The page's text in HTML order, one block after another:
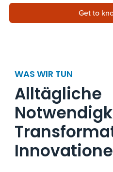
Get to
WAS WIR TUN
Alltägliche